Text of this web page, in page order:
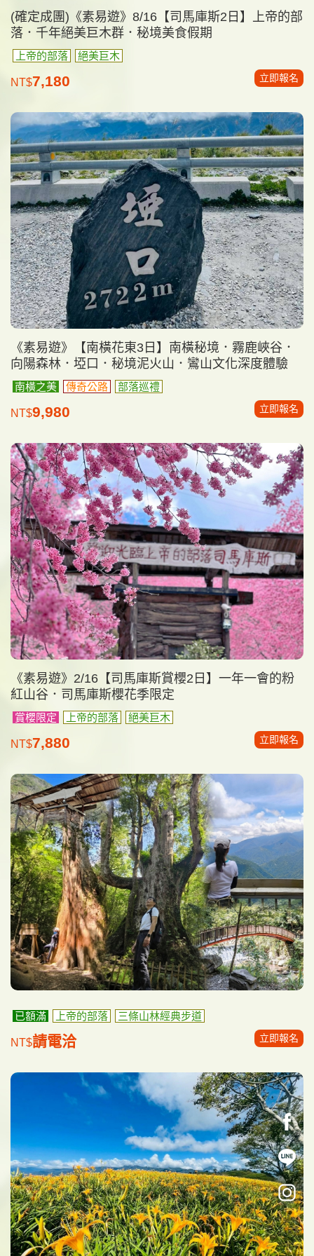
(確定成團)《素易遊》8/16【司馬庫斯2日】上帝的部
落．千年絕美巨木群．秘境美食假期
上帝的部落 絕美巨木
NT$7,180 立即報名
《素易遊》【南橫花東3日】南橫秘境．霧鹿峽谷．
向陽森林．埡口．秘境泥火山．鸞山文化深度體驗
南橫之美 傳奇公路 部落巡禮
NT$9,980 立即報名
《素易遊》2/16【司馬庫斯賞櫻2日】一年一會的粉
紅山谷．司馬庫斯櫻花季限定
賞櫻限定 上帝的部落 絕美巨木
NT$7,880 立即報名
已額滿 上帝的部落 三條山林經典步道
NT$請電洽 立即報名